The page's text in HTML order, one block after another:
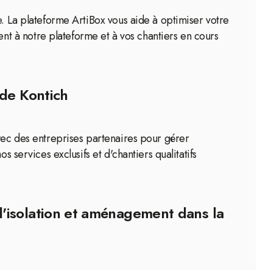
La plateforme ArtiBox vous aide à optimiser votre
à notre plateforme et à vos chantiers en cours
Kontich
des entreprises partenaires pour gérer
services exclusifs et d'chantiers qualitatifs
et aménagement dans la